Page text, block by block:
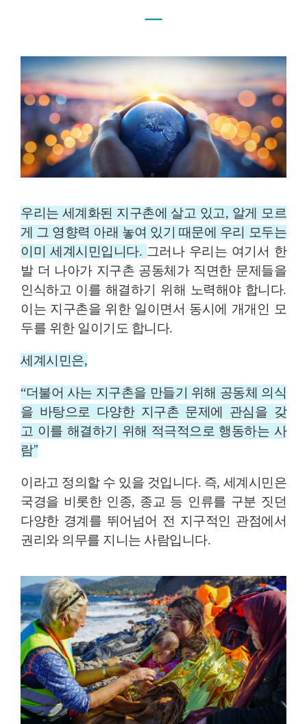
ㅡ
우리는 세계화된 지구촌에 살고 있고, 알게 모르
게 그 영향력 아래 놓여 있기 때문에 우리 모두는
이미 세계시민입니다. 그러나 우리는 여기서 한
발 더 나아가 지구촌 공동체가 직면한 문제들을
인식하고 이를 해결하기 위해 노력해야 합니다.
이는 지구촌을 위한 일이면서 동시에 개개인 모
두를 위한 일이기도 합니다.
세계시민은,
“더불어 사는 지구촌을 만들기 위해 공동체 의식
을 바탕으로 다양한 지구촌 문제에 관심을 갖
고 이를 해결하기 위해 적극적으로 행동하는 사
람”
이라고 정의할 수 있을 것입니다. 즉, 세계시민은
국경을 비롯한 인종, 종교 등 인류를 구분 짓던
다양한 경계를 뛰어넘어 전 지구적인 관점에서
권리와 의무를 지니는 사람입니다.